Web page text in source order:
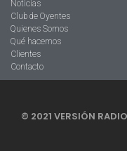
Noticias
Club de Oyentes
Quienes Somos
Qué hacemos
Clientes
Contacto
© 2021 VERSIÓN